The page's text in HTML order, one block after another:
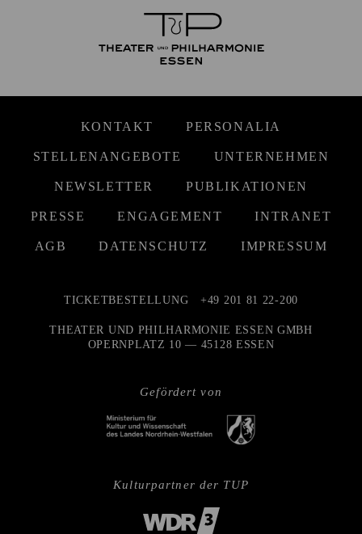
KONTAKT PERSONALIA
STELLENANGEBOTE UNTERNEHMEN
NEWSLETTER PUBLIKATIONEN
PRESSE ENGAGEMENT INTRANET
AGB DATENSCHUTZ IMPRESSUM
Gefördert von
TICKETBESTELLUNG +49 201 81 22-200
THEATER UND PHILHARMONIE ESSEN GMBH
OPERNPLATZ 10 — 45128 ESSEN
Kulturpartner der TUP